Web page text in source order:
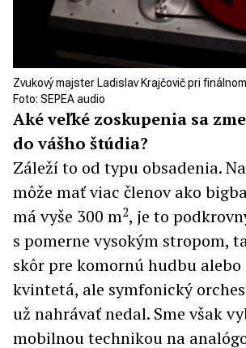
Zvukový majster Ladislav Krajčovič pri
Foto: SEPEA audio
Aké veľké zoskupenia sa
do vášho štúdia?
Záleží to od typu obsadenia.
môže mať viac členov ako
má vyše 300 m2, je to
s pomerne vysokým stropom,
skôr pre komornú hudbu alebo
kvintetá, ale symfonický
už nahrávať nedal. Sme však
mobilnou technikou na